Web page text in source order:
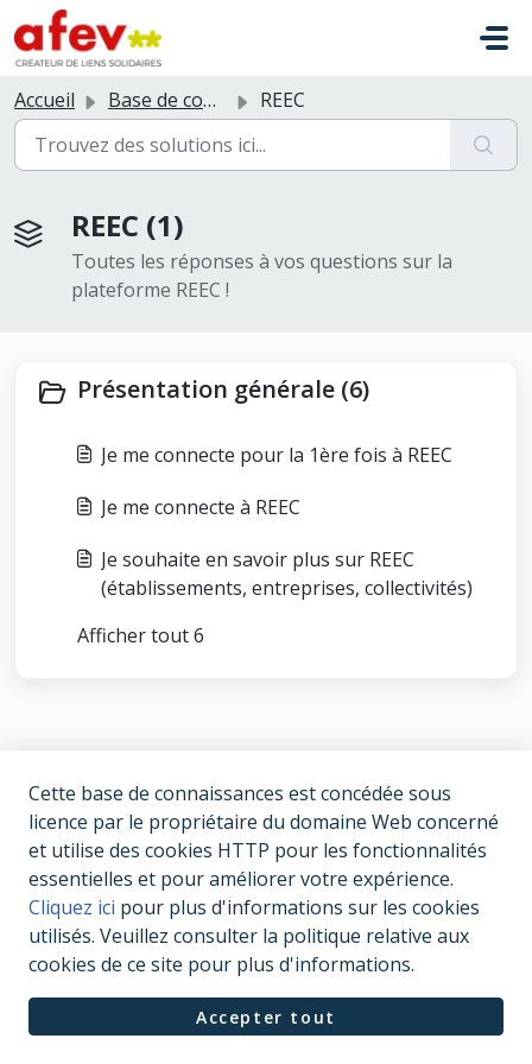
Passer au contenu principal
Accueil Base de connaissances REEC
REEC (1)
Toutes les réponses à vos questions sur la
plateforme REEC !
Présentation générale (6)
Je me connecte pour la 1ère fois à REEC
Je me connecte à REEC
Je souhaite en savoir plus sur REEC
(établissements, entreprises, collectivités)
Afficher tout 6
Cette base de connaissances est concédée sous
licence par le propriétaire du domaine Web concerné
et utilise des cookies HTTP pour les fonctionnalités
essentielles et pour améliorer votre expérience.
Cliquez ici pour plus d'informations sur les cookies
utilisés. Veuillez consulter la politique relative aux
cookies de ce site pour plus d'informations.
Accepter tout